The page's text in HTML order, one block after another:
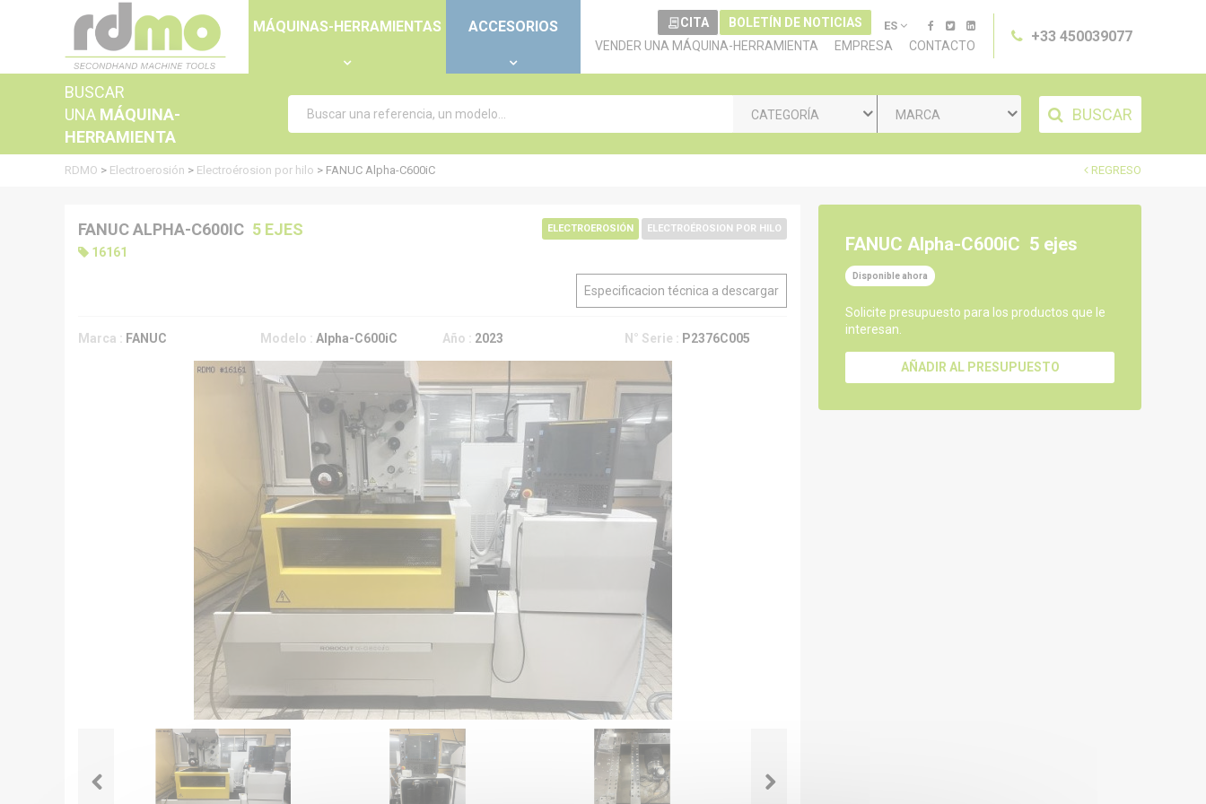
MÁQUINAS-HERRAMIENTAS ACCESORIOS
+33 450039077
CITA BOLETÍN DE NOTICIAS ES
VENDER UNA MÁQUINA-HERRAMIENTA EMPRESA CONTACTO
BUSCAR
UNA MÁQUINA-
HERRAMIENTA
CATEGORÍA MARCA BUSCAR
REGRESO
RDMO > Electroerosión > Electroérosion por hilo > FANUC Alpha-C600iC
FANUC ALPHA-C600IC 5 EJES ELECTROEROSIÓN ELECTROÉROSION POR HILO
16161
Especificacion técnica a descargar
Marca : FANUC Modelo : Alpha-C600iC Año : 2023 N° Serie : P2376C005
FANUC Alpha-C600iC 5 ejes
Disponible ahora
Solicite presupuesto para los productos que le
interesan.
AÑADIR AL PRESUPUESTO